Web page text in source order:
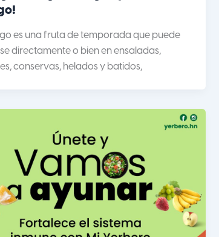
es una fruta de temporada que puede
directamente o bien en ensaladas,
conservas, helados y batidos,